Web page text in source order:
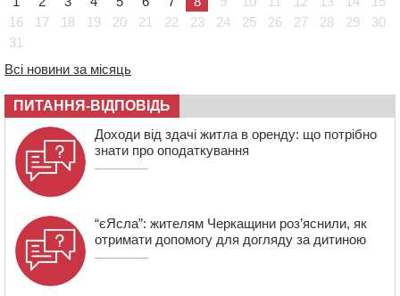
Черкасах просять покращити умови в дитсадку
08:22
сплатили на Черкащині
06 СЕРПНЯ 2026, ЧЕТВЕР
21:13
Вісім медалей, з яких чотири золоті: черкаські
спортсмени тріумфували на чемпіонаті України
16
17 18 19 20 21 22 23 24 25 26 27 28 29
30
31
Всі новини за місяць
ПИТАННЯ-ВІДПОВІДЬ
Доходи від здачі житла в оренду: що потрібно
знати про оподаткування
“єЯсла”: жителям Черкащини роз’яснили, як
отримати допомогу для догляду за дитиною